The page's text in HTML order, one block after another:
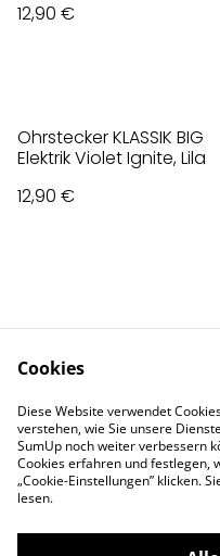
12,90 €
Ohrstecker KLASSIK BIG
Elektrik Violet Ignite, Lila
12,90 €
Privacy Policy
Cookies
Diese Website verwendet
verstehen, wie Sie unsere
SumUp noch weiter verbessern
Cookies erfahren und festlegen,
„Cookie-Einstellungen” klicken.
lesen.